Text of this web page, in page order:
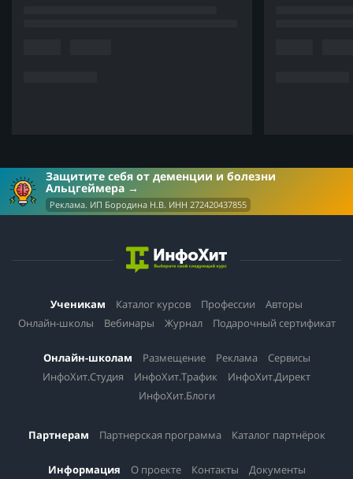
Защитите себя от деменции и болезни
Альцгеймера
Реклама. ИП Бородина Н.В. ИНН 272420437855
Ученикам Каталог курсов Профессии
Авторы
Онлайн-школы
Вебинары Журнал Подарочный сертификат
Онлайн-школам Размещение Реклама
Сервисы
ИнфоХит.Студия
ИнфоХит.Трафик
ИнфоХит.Директ
ИнфоХит.Блоги
Партнерам Партнерская программа Каталог партнёрок
Информация О проекте Контакты Документы